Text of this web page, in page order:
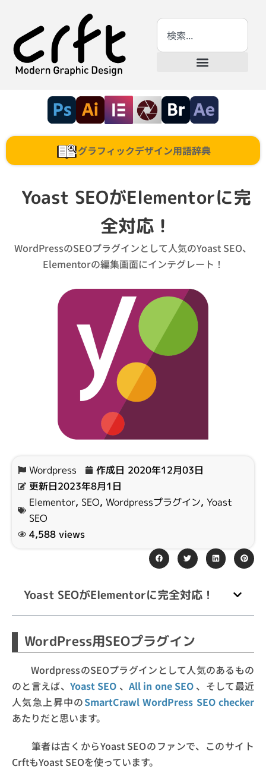
グラフィックデザイン用語辞典
Yoast SEOがElementorに完
全対応！
WordPressのSEOプラグインとして人気のYoast SEO、
Elementorの編集画面にインテグレート！
Wordpress 作成日 2020年12月03日
更新日2023年8月1日
Elementor, SEO, Wordpressプラグイン, Yoast
SEO
4,588 views
Yoast SEOがElementorに完全対応！
WordPress用SEOプラグイン
WordpressのSEOプラグインとして人気のあるもの
のと言えば、 Yoast SEO 、All in one SEO 、そして最近
人気急上昇中のSmartCrawl WordPress SEO checker
あたりだと思います。
筆者は古くからYoast SEOのファンで、このサイト
CrftもYoast SEOを使っています。